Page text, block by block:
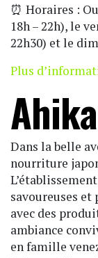
⏰ Horaires :
18h – 22h), le
22h30) et le
Plus
Ahika
Dans la belle
nourriture
savoureuses
avec des
ambiance
en famille